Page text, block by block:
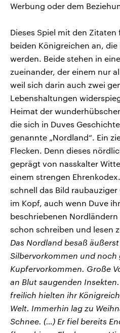
Werbung oder dem
Dieses Spiel mit den
beiden Königreichen an,
werden. Beide stehen in
zueinander, der einem nur
weil sich darin auch zwei
Lebenshaltungen
Heimat der
die sich in Duves
genannte „Nordland“. Ein
Flecken. Denn dieses
geprägt von nasskalter
einem strengen
schnell das Bild
im Kopf, auch wenn Duve
beschriebenen
schon schreiben und lesen
Das Nordland besaß
Silbervorkommen und
Kupfervorkommen. Große
an Blut saugenden
freilich hielten ihr
Welt. Immerhin lag zu
Schnee. (…) Er fiel bereits